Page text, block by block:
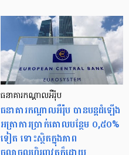
ធនាគារកណ្ដាលអឺរ៉ុប
ធនាគារកណ្ដាលអឺរ៉ុប បានបន្តដំឡើង
អត្រាការប្រាក់គោលបន្ថែម ០,៥០%
ទៀត ទោះស្ថិតក្នុងភាព